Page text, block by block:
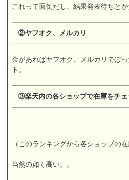
これって面倒だし、結果発表待ちと
②ヤフオク、メルカリ
金があればヤフオク、メルカリでぼ
ト。
③楽天内の各ショップで在庫をチェ
（このランキングから各ショップの在
当然の如く高い。。